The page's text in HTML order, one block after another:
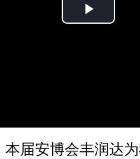
Play
本届安博会丰润达